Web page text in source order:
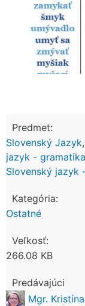
Predmet:
Slovenský Jazyk,
jazyk - gramatika
Slovenský jazyk
Kategória:
Ostatné
Veľkosť:
266.08 KB
Predávajúci
Mgr.